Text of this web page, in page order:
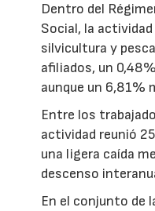
Dentro del
Social, la
silvicultura y
afiliados, un
aunque un 6,81%
Entre los
actividad reunió
una ligera caída
descenso
En el conjunto de